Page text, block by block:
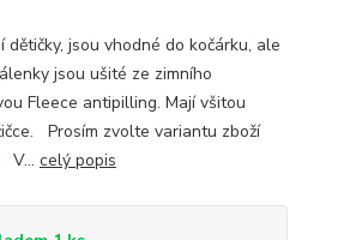
jsou vhodné do kočárku, ale
jsou ušité ze zimního
Fleece antipilling. Mají všitou
Prosím zvolte variantu zboží
V... celý popis